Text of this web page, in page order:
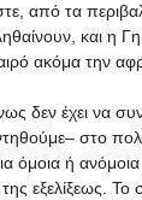
από τα
και η Γη
ακόμα την
δεν έχει να
στο
όμοια ή
εξελίξεως. Το